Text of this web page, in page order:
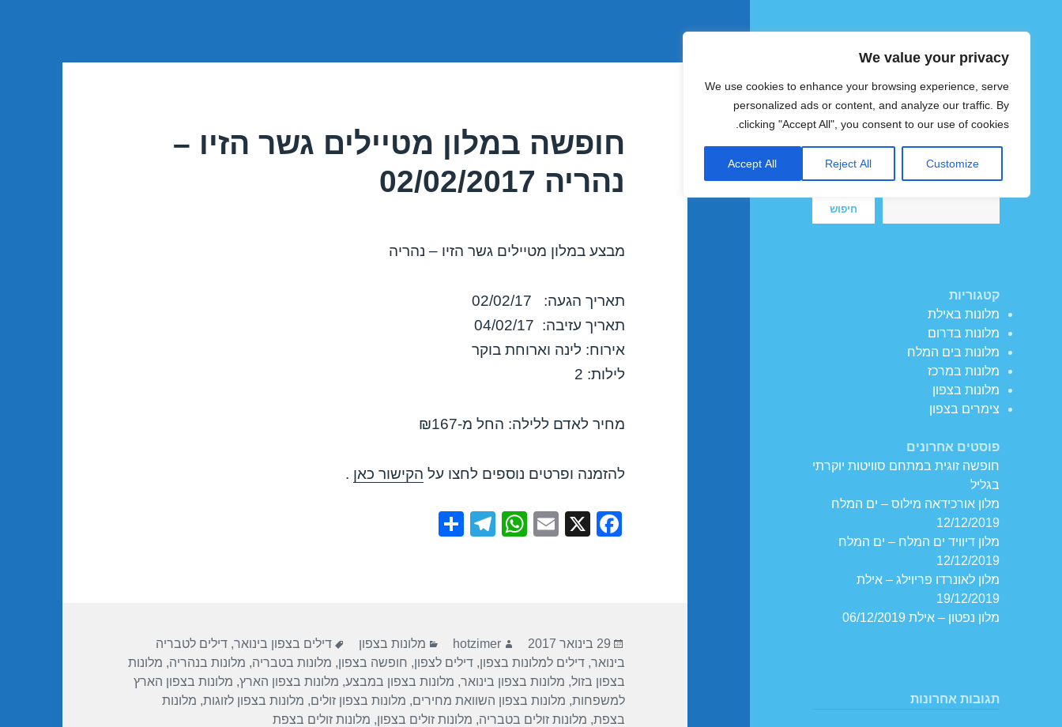
We value your privacy
We use cookies to enhance your browsing experience, serve
personalized ads or content, and analyze our traffic. By
clicking "Accept All", you consent to our use of cookies.
Customize
Reject All
Accept All
צימרים ומלונות זולים בישראל
חיפוש
חיפוש
קטגוריות
מלונות באילת
מלונות בדרום
מלונות בים המלח
מלונות במרכז
מלונות בצפון
צימרים בצפון
פוסטים אחרונים
חופשה זוגית במתחם סוויטות יוקרתי
בגליל
מלון אורכידאה מילוס – ים המלח
12/12/2019
מלון דיוויד ים המלח – ים המלח
12/12/2019
מלון לאונרדו פריוילג – אילת
19/12/2019
מלון נפטון – אילת 06/12/2019
תגובות אחרונות
חופשה במלון מטיילים גשר הזיו –
נהריה 02/02/2017
מבצע במלון מטיילים גשר הזיו – נהריה
תאריך הגעה: 02/02/17
תאריך עזיבה: 04/02/17
אירוח: לינה וארוחת בוקר
לילות: 2
מחיר לאדם ללילה: החל מ-₪167
להזמנה ופרטים נוספים לחצו על הקישור כאן .
F
o
o
k
X
E
W
p
p
T
m
פורסם
בתאריך
29 בינואר 2017 מחבר
hotzimer קטגוריות
מלונות בצפון תגיות
דילים בצפון בינואר,דילים לטבריה
בינואר,דילים למלונות בצפון,דילים לצפון, חופשה בצפון, מלונות בטבריה, מלונות בנהריה, מלונות
בצפון בזול, מלונות בצפון בינואר, מלונות בצפון במבצע, מלונות בצפון הארץ, מלונות בצפון הארץ
למשפחות, מלונות בצפון השוואת מחירים, מלונות בצפון זולים, מלונות בצפון לזוגות, מלונות
בצפת, מלונות זולים בטבריה, מלונות זולים בצפון, מלונות זולים בצפת